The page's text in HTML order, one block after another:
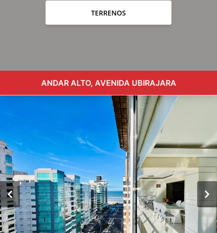
TERRENOS
ANDAR ALTO, AVENIDA UBIRAJARA